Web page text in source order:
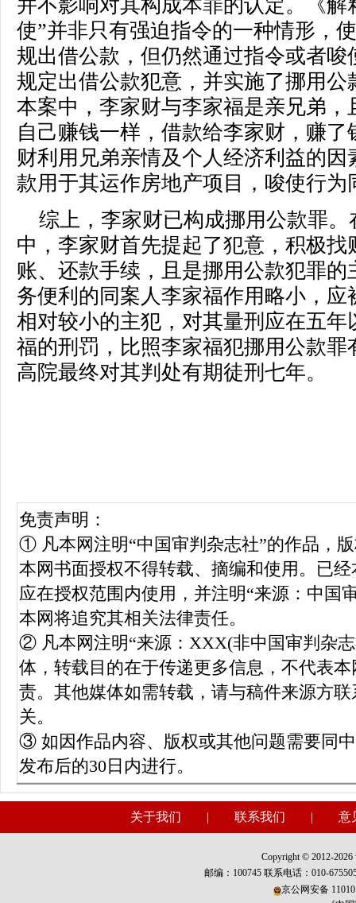
并不影响对其构成本罪的认定。《解
使”并非只有强迫指令的一种情形，
规出借公款，但仍然通过指令或者
规定出借公款犯意，并实施了挪用公
本案中，李家财与李家福是亲兄弟
自己赚钱一样，借款给李家财，赚
财利用兄弟亲情及个人经济利益的
款用于其运作房地产项目，唆使行为
综上，李家财已构成挪用公款罪
中，李家财首先提起了犯意，积极
账、还款手续，且是挪用公款犯罪
务便利的同案人李家福作用略小，
相对较小的主犯，对其量刑应在五
福的刑罚，比照李家福犯挪用公款
高院最终对其判处有期徒刑七年。
免责声明：
① 凡本网注明“中国审判杂志社”的作品，
本网书面授权不得转载、摘编和使用。已
应在授权范围内使用，并注明“来源：中国
本网将追究其相关法律责任。
② 凡本网注明“来源：XXX(非中国审判杂
体，转载目的在于传递更多信息，不代表
责。其他媒体如需转载，请与稿件来源方
关。
③ 如因作品内容、版权或其他问题需要同
发布后的30日内进行。
关于我们 | 联系我们 | 意
Copyright © 2012-2026
邮编：100745 联系电话：010-
京公网安备